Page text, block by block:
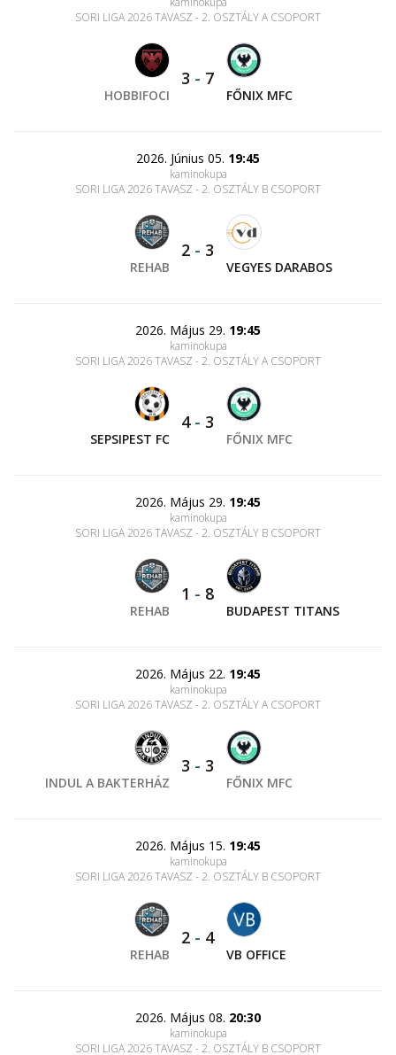
SORI LIGA 2026 TAVASZ - 2. OSZTÁLY A CSOPORT
HOBBIFOCI
3 - 7
FŐNIX MFC
2026. Június 05. 19:45
kaminokupa
SORI LIGA 2026 TAVASZ - 2. OSZTÁLY B CSOPORT
REHAB
2 - 3
VEGYES DARABOS
2026. Május 29. 19:45
kaminokupa
SORI LIGA 2026 TAVASZ - 2. OSZTÁLY A CSOPORT
SEPSIPEST FC
4- 3
FŐNIX MFC
2026. Május 29. 19:45
kaminokupa
SORI LIGA 2026 TAVASZ - 2. OSZTÁLY B CSOPORT
REHAB
1 - 8
BUDAPEST TITANS
2026. Május 22. 19:45
kaminokupa
SORI LIGA 2026 TAVASZ - 2. OSZTÁLY A CSOPORT
INDUL A BAKTERHÁZ
3 - 3
FŐNIX MFC
2026. Május 15. 19:45
kaminokupa
SORI LIGA 2026 TAVASZ - 2. OSZTÁLY B CSOPORT
REHAB
2 - 4
VB OFFICE
2026. Május 08. 20:30
kaminokupa
SORI LIGA 2026 TAVASZ - 2. OSZTÁLY B CSOPORT